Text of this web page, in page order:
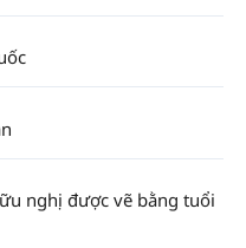
nghị được vẽ bằng tuổi